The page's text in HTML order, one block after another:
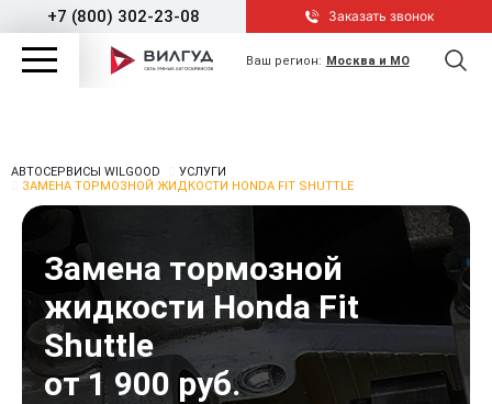
+7 (800) 302-23-08 Заказать звонок
Ваш регион: Москва и МО
АВТОСЕРВИСЫ WILGOOD
УСЛУГИ
ЗАМЕНА ТОРМОЗНОЙ ЖИДКОСТИ HONDA FIT SHUTTLE
Замена тормозной
жидкости Honda Fit
Shuttle
от 1 900 руб.